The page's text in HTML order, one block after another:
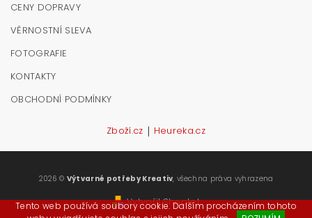
CENY DOPRAVY
VĚRNOSTNÍ SLEVA
FOTOGRAFIE
KONTAKTY
OBCHODNÍ PODMÍNKY
Zboží.cz | Heureka.cz
2026 © Výtvarné potřeby Kreativ, všechna práva vyhrazena
Vytvořil Shoptet
Tento web používá soubory cookie. Dalším procházením tohoto